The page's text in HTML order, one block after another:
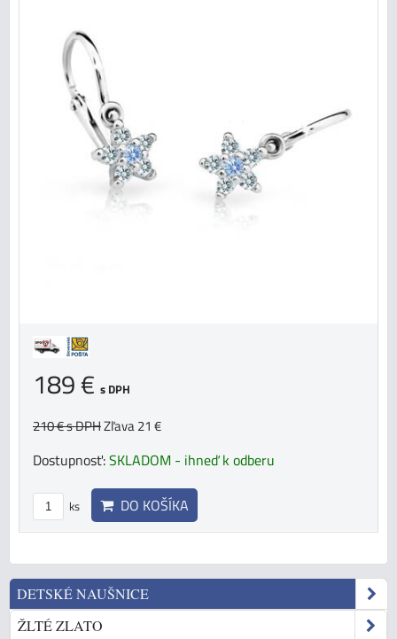
189 € s DPH
210 €s DPHZľava 21 €
Dostupnosť:SKLADOM - ihneď k odberu
ks DO KOŠÍKA
DETSKÉ NAUŠNICE
ŽLTÉ ZLATO